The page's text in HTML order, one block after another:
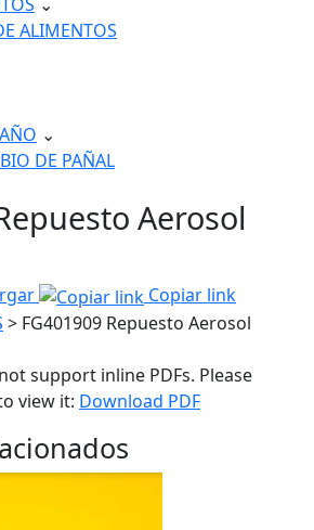
ALIMENTOS
⌄
DE PAÑAL
Aerosol
Copiar link
> FG401909 Repuesto Aerosol
support inline PDFs. Please
view it: Download PDF